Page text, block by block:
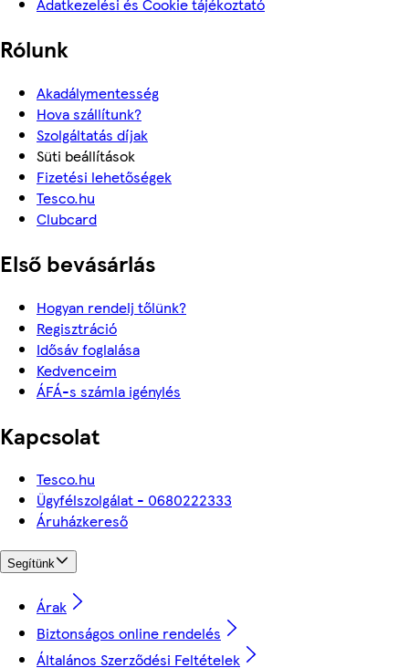
Rólunk
Akadálymentesség
Hova szállítunk?
Szolgáltatás díjak
Süti beállítások
Fizetési lehetőségek
Tesco.hu
Clubcard
Első bevásárlás
Hogyan rendelj tőlünk?
Regisztráció
Idősáv foglalása
Kedvenceim
ÁFÁ-s számla igénylés
Kapcsolat
Tesco.hu
Ügyfélszolgálat - 0680222333
Áruházkereső
Segítünk
Árak
Biztonságos online rendelés
Általános Szerződési Feltételek